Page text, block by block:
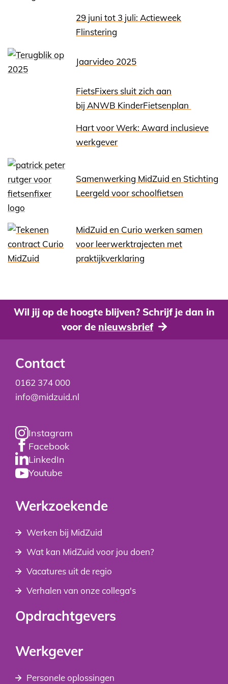
29 juni tot 3 juli: Actieweek
Flinstering
Jaarvideo 2025
FietsFixers sluit zich aan
bij ANWB KinderFietsenplan
Hart voor Werk: Award inclusieve
werkgever
Samenwerking MidZuid en Stichting
Leergeld voor schoolfietsen
MidZuid en Curio werken samen
voor leerwerktrajecten met
praktijkverklaring
Wil jij op de hoogte blijven? Schrijf je dan in
voor de nieuwsbrief
Contact
0162 374 000
info@midzuid.nl
Instagram
Facebook
LinkedIn
Youtube
Werkzoekende
Werken bij MidZuid
Wat kan MidZuid voor jou doen?
Vacatures uit de regio
Verhalen van onze collega's
Opdrachtgevers
Werkgever
Personele oplossingen